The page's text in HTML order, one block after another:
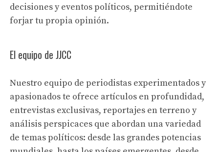
decisiones y eventos políticos, permitiéndote
forjar tu propia opinión.
El equipo de JJCC
Nuestro equipo de periodistas experimentados y
apasionados te ofrece artículos en profundidad,
entrevistas exclusivas, reportajes en terreno y
análisis perspicaces que abordan una variedad
de temas políticos: desde las grandes potencias